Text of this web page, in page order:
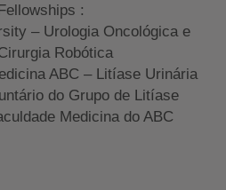
:
– Urologia Oncológica e
Robótica
ABC – Litíase Urinária
do Grupo de Litíase
Medicina do ABC